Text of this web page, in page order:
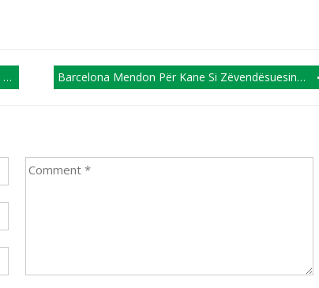
Barcelona Mendon Për Kane Si Zëvendësuesin E Lewandowskit!